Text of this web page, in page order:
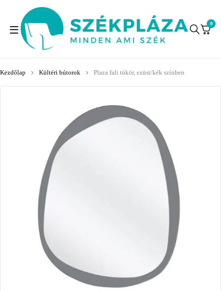
0
Kezdőlap Kültéri bútorok Plaza fali tükör, ezüst/kék színben